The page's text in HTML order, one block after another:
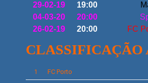
29-02-19
19:00
04-03-20
20:00
26-02-19
20:00 FC
CLASSIFICAÇÃO
1 FC Porto